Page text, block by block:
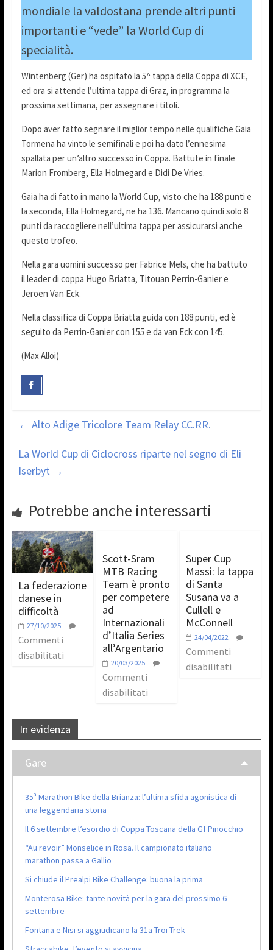
mondiale la valdostana prende altri punti
importanti e “vede” la World Cup di
specialità.
Wintenberg (Ger) ha ospitato la 5^ tappa della Coppa di XCE,
ed ora si attende l’ultima tappa di Graz, in programma la
prossima settimana, per assegnare i titoli.
Dopo aver fatto segnare il miglior tempo nelle qualifiche Gaia
Tormena ha vinto le semifinali e poi ha dato l’ennesima
spallata per un’altro successo in Coppa. Battute in finale
Marion Fromberg, Ella Holmegard e Didi De Vries.
Gaia ha di fatto in mano la World Cup, visto che ha 188 punti e
la seconda, Ella Holmegard, ne ha 136. Mancano quindi solo 8
punti da raccogliere nell’ultima tappa per assicurarsi anche
questo trofeo.
Nella gara uomini successo per Fabrice Mels, che ha battuto
il leader di coppa Hugo Briatta, Titouan Perrin-Ganier e
Jeroen Van Eck.
Nella classifica di Coppa Briatta guida con 188 punti, ed è
seguito da Perrin-Ganier con 155 e da van Eck con 145.
(Max Alloi)
← Alto Adige Tricolore Team Relay CC.RR.
La World Cup di Ciclocross riparte nel segno di Eli
Iserbyt →
Potrebbe anche interessarti
La federazione
danese in
difficoltà
27/10/2025
Commenti
disabilitati
Scott-Sram
MTB Racing
Team è pronto
per competere
ad
Internazionali
d’Italia Series
all’Argentario
20/03/2025
Commenti
disabilitati
Super Cup
Massi: la tappa
di Santa
Susana va a
Cullell e
McConnell
24/04/2022
Commenti
disabilitati
In evidenza
Gare
35ª Marathon Bike della Brianza: l’ultima sfida agonistica di
una leggendaria storia
Il 6 settembre l’esordio di Coppa Toscana della Gf Pinocchio
“Au revoir” Monselice in Rosa. Il campionato italiano
marathon passa a Gallio
Si chiude il Prealpi Bike Challenge: buona la prima
Monterosa Bike: tante novità per la gara del prossimo 6
settembre
Fontana e Nisi si aggiudicano la 31a Troi Trek